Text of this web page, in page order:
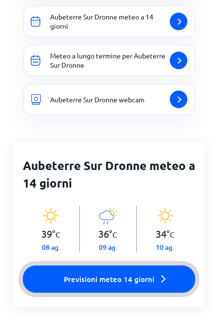
Aubeterre Sur Dronne meteo a 14
giorni
Meteo a lungo termine per Aubeterre
Sur Dronne
Aubeterre Sur Dronne webcam
Aubeterre Sur Dronne meteo a
14 giorni
39°C
08 ag.
36°C
09 ag.
34°C
10 ag.
Previsioni meteo 14 giorni